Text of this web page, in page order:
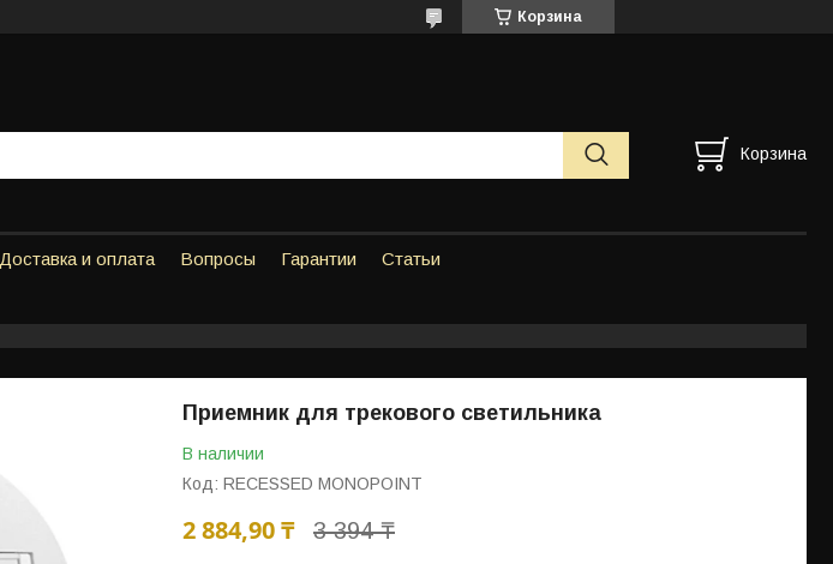
Корзина
Корзина
Доставка и оплата Вопросы Гарантии Статьи
Приемник для трекового светильника
В наличии
Код: RECESSED MONOPOINT
3 394 ₸
2 884,90 ₸